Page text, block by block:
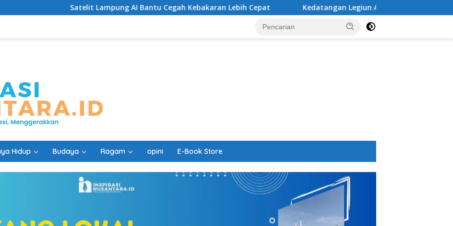
Satelit Lampung AI Bantu Cegah Kebakaran Lebih Cepat Kedatangan Legiun Asing Baru PSM Makassar Kian Nyata
Hidup Budaya Ragam opini E-Book Store